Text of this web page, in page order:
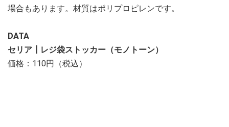
場合もあります。材質はポリプロピレンです。
DATA
セリア┃レジ袋ストッカー（モノトーン）
価格：110円（税込）